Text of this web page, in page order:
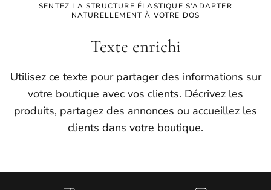
SENTEZ LA STRUCTURE ÉLASTIQUE S’ADAPTER
NATURELLEMENT À VOTRE DOS
Texte enrichi
Utilisez ce texte pour partager des informations sur
votre boutique avec vos clients. Décrivez les
produits, partagez des annonces ou accueillez les
clients dans votre boutique.